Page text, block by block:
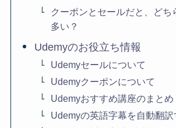
クーポンとセールだと、どち
多い？
Udemyのお役立ち情報
Udemyセールについて
Udemyクーポンについて
Udemyおすすめ講座のまとめ
Udemyの英語字幕を自動翻